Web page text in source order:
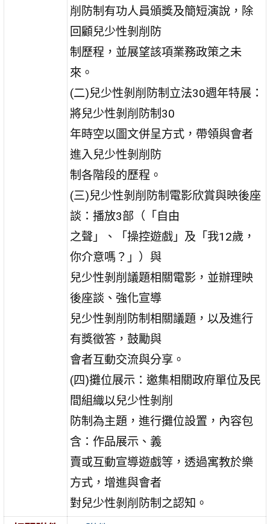
削防制有功人員頒獎及簡短演說，除
回顧兒少性剝削防
制歷程，並展望該項業務政策之未
來。
(二)兒少性剝削防制立法30週年特展：
將兒少性剝削防制30
年時空以圖文併呈方式，帶領與會者
進入兒少性剝削防
制各階段的歷程。
(三)兒少性剝削防制電影欣賞與映後座
談：播放3部（「自由
之聲」、「操控遊戲」及「我12歲，
你介意嗎？」）與
兒少性剝削議題相關電影，並辦理映
後座談、強化宣導
兒少性剝削防制相關議題，以及進行
有獎徵答，鼓勵與
會者互動交流與分享。
(四)攤位展示：邀集相關政府單位及民
間組織以兒少性剝削
防制為主題，進行攤位設置，內容包
含：作品展示、義
賣或互動宣導遊戲等，透過寓教於樂
方式，增進與會者
對兒少性剝削防制之認知。